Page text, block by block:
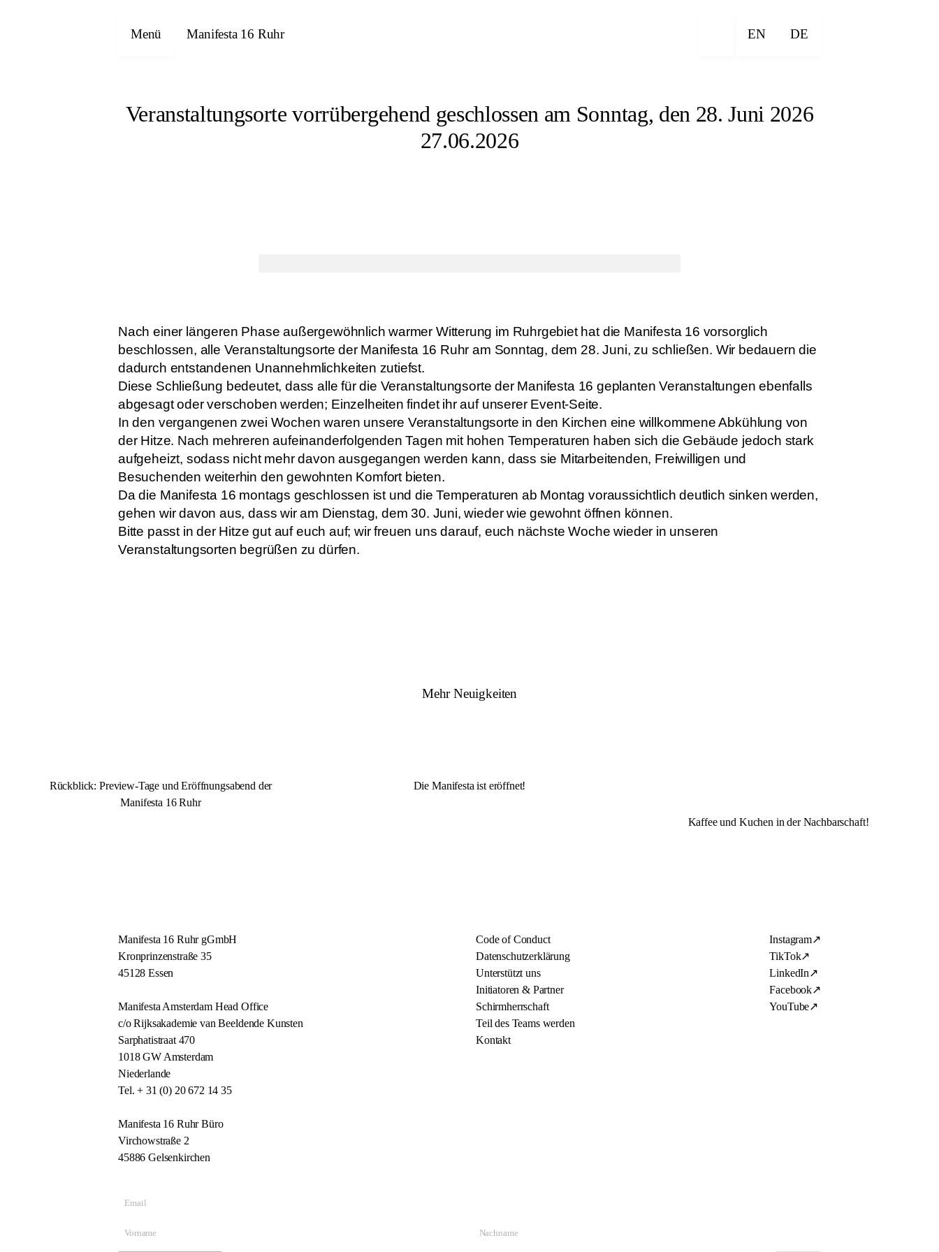
Menü Manifesta 16 Ruhr EN DE
Veranstaltungsorte vorrübergehend geschlossen am Sonntag, den 28. Juni 2026
27.06.2026
Nach einer längeren Phase außergewöhnlich warmer Witterung im Ruhrgebiet hat die Manifesta 16 vorsorglich
beschlossen, alle Veranstaltungsorte der Manifesta 16 Ruhr am Sonntag, dem 28. Juni, zu schließen. Wir bedauern die
dadurch entstandenen Unannehmlichkeiten zutiefst.
Diese Schließung bedeutet, dass alle für die Veranstaltungsorte der Manifesta 16 geplanten Veranstaltungen ebenfalls
abgesagt oder verschoben werden; Einzelheiten findet ihr auf unserer Event-Seite.
In den vergangenen zwei Wochen waren unsere Veranstaltungsorte in den Kirchen eine willkommene Abkühlung von
der Hitze. Nach mehreren aufeinanderfolgenden Tagen mit hohen Temperaturen haben sich die Gebäude jedoch stark
aufgeheizt, sodass nicht mehr davon ausgegangen werden kann, dass sie Mitarbeitenden, Freiwilligen und
Besuchenden weiterhin den gewohnten Komfort bieten.
Da die Manifesta 16 montags geschlossen ist und die Temperaturen ab Montag voraussichtlich deutlich sinken werden,
gehen wir davon aus, dass wir am Dienstag, dem 30. Juni, wieder wie gewohnt öffnen können.
Bitte passt in der Hitze gut auf euch auf; wir freuen uns darauf, euch nächste Woche wieder in unseren
Veranstaltungsorten begrüßen zu dürfen.
Mehr Neuigkeiten
Rückblick: Preview-Tage und Eröffnungsabend der
Manifesta 16 Ruhr
Die Manifesta ist eröffnet!
Kaffee und Kuchen in der Nachbarschaft!
Manifesta 16 Ruhr gGmbH
Kronprinzenstraße 35
45128 Essen
Manifesta Amsterdam Head Office
c/o Rijksakademie van Beeldende Kunsten
Sarphatistraat 470
1018 GW Amsterdam
Niederlande
Tel. + 31 (0) 20 672 14 35
Manifesta 16 Ruhr Büro
Virchowstraße 2
45886 Gelsenkirchen
Code of Conduct
Datenschutzerklärung
Unterstützt uns
Initiatoren & Partner
Schirmherrschaft
Teil des Teams werden
Kontakt
Instagram↗
TikTok↗
LinkedIn↗
Facebook↗
YouTube↗